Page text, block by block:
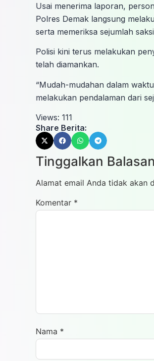
Usai menerima laporan,
Polres Demak langsung
serta memeriksa sejumlah
Polisi kini terus melakukan
telah diamankan.
“Mudah-mudahan dalam
melakukan pendalaman dari
Views: 111
Share Berita:
Tinggalkan Balasan
Alamat email Anda tidak akan
Komentar *
Nama *